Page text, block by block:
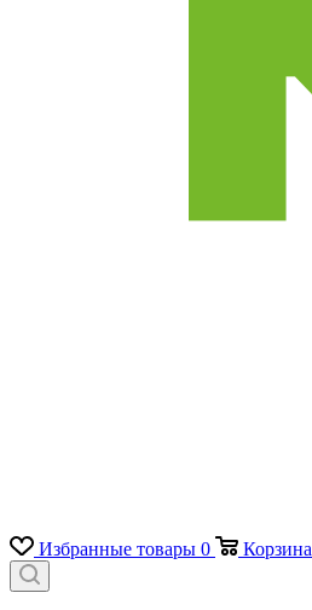
Избранные товары 0 Корзина